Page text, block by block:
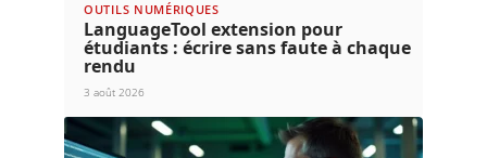
OUTILS NUMÉRIQUES
LanguageTool extension pour
étudiants : écrire sans faute à chaque
rendu
3 août 2026